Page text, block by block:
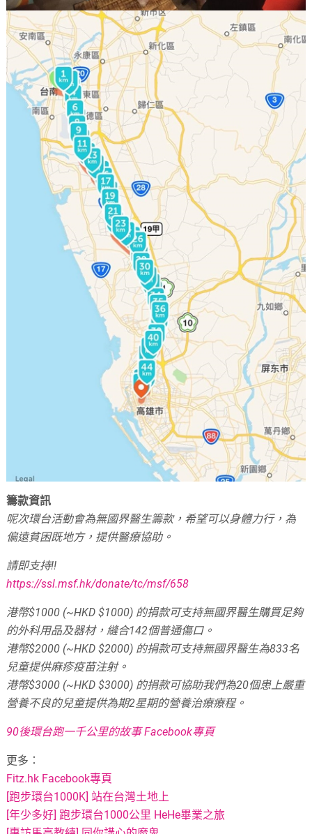
籌款資訊
呢次環台活動會為無國界醫生籌款，希望可以身體力行，為
偏遠貧困既地方，提供醫療協助。
請即支持!!
https://ssl.msf.hk/donate/tc/msf/658
港幣$1000 (~HKD $1000) 的捐款可支持無國界醫生購買足夠
的外科用品及器材，縫合142個普通傷口。
港幣$2000 (~HKD $2000) 的捐款可支持無國界醫生為833名
兒童提供麻疹疫苗注射。
港幣$3000 (~HKD $3000) 的捐款可協助我們為20個患上嚴重
營養不良的兒童提供為期2星期的營養治療療程。
90後環台跑一千公里的故事 Facebook專頁
更多：
Fitz.hk Facebook專頁
[跑步環台1000K] 站在台灣土地上
[年少多好] 跑步環台1000公里 HeHe畢業之旅